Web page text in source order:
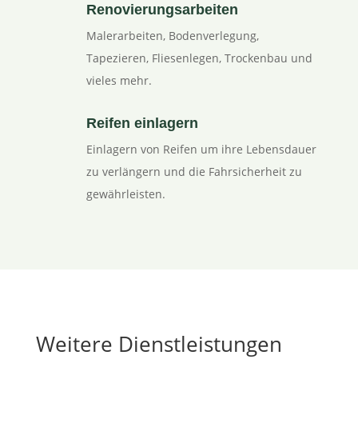
Renovierungsarbeiten
Malerarbeiten, Bodenverlegung,
Tapezieren, Fliesenlegen, Trockenbau und
vieles mehr.
Reifen einlagern
Einlagern von Reifen um ihre Lebensdauer
zu verlängern und die Fahrsicherheit zu
gewährleisten.
Weitere Dienstleistungen